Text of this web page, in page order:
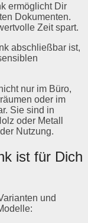
ermöglicht Dir
Dokumenten.
Zeit spart.
abschließbar ist,
nur im Büro,
oder im
Sie sind in
oder Metall
Nutzung.
ist für Dich
und